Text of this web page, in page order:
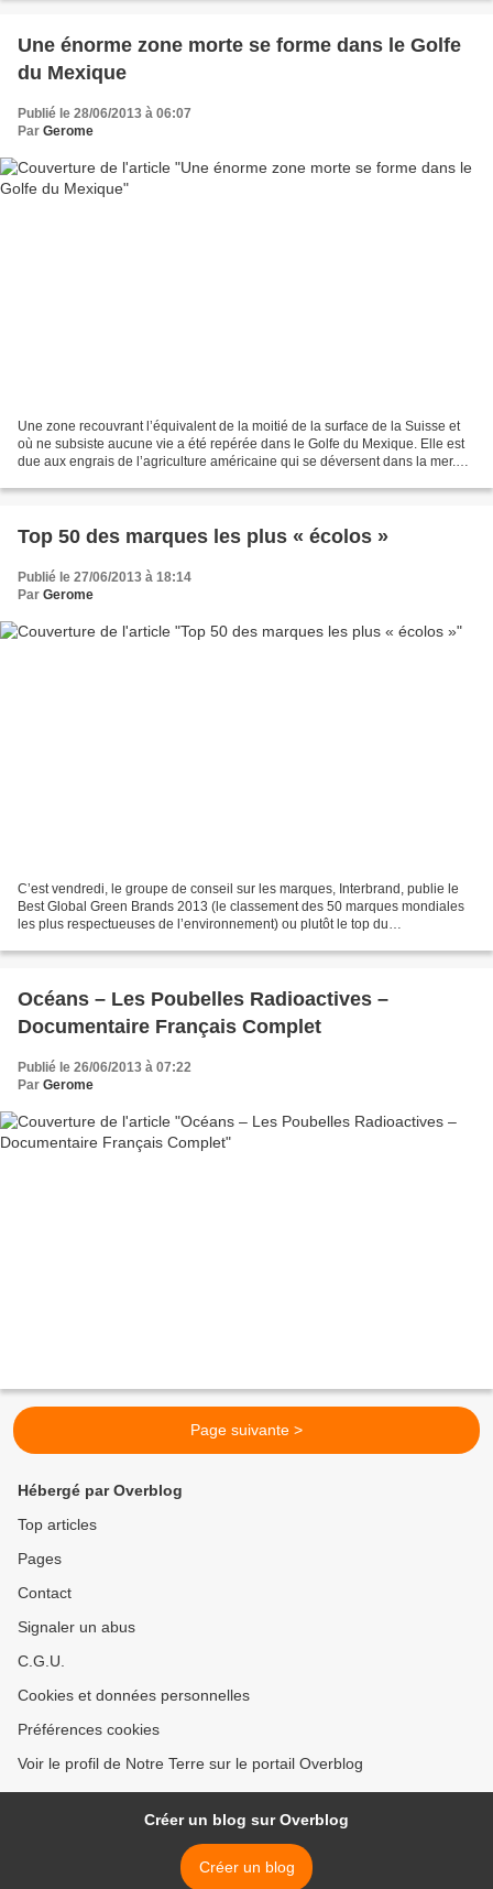
Une énorme zone morte se forme dans le Golfe
du Mexique
Publié le 28/06/2013 à 06:07
Par Gerome
Une zone recouvrant l’équivalent de la moitié de la surface de la Suisse et
où ne subsiste aucune vie a été repérée dans le Golfe du Mexique. Elle est
due aux engrais de l’agriculture américaine qui se déversent dans la mer.
Top 50 des marques les plus « écolos »
Publié le 27/06/2013 à 18:14
Par Gerome
C’est vendredi, le groupe de conseil sur les marques, Interbrand, publie le
Best Global Green Brands 2013 (le classement des 50 marques mondiales
les plus respectueuses de l’environnement) ou plutôt le top du
Océans – Les Poubelles Radioactives –
Documentaire Français Complet
Publié le 26/06/2013 à 07:22
Par Gerome
Page suivante >
Hébergé par Overblog
Top articles
Pages
Contact
Signaler un abus
C.G.U.
Cookies et données personnelles
Préférences cookies
Voir le profil de Notre Terre sur le portail Overblog
Créer un blog sur Overblog
Créer un blog